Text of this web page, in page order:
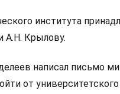
института
А.Н. Крылову.
написал письмо
от